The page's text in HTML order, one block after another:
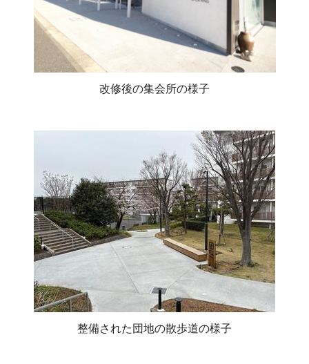
改修後の集会所の様子
整備された団地の散歩道の様子